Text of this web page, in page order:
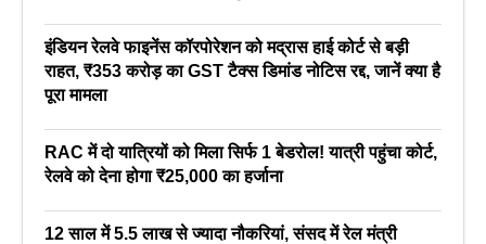
इंडियन रेलवे फाइनेंस कॉरपोरेशन को मद्रास हाई कोर्ट से बड़ी
राहत, ₹353 करोड़ का GST टैक्स डिमांड नोटिस रद्द, जानें क्या है
पूरा मामला
RAC में दो यात्रियों को मिला सिर्फ 1 बेडरोल! यात्री पहुंचा कोर्ट,
रेलवे को देना होगा ₹25,000 का हर्जाना
12 साल में 5.5 लाख से ज्यादा नौकरियां, संसद में रेल मंत्री